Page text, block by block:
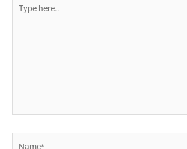
here..